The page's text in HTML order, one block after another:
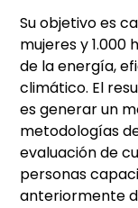
Su objetivo es
mujeres y 1.000
de la energía,
climático. El
es generar un
metodologías
evaluación de
personas
anteriormente